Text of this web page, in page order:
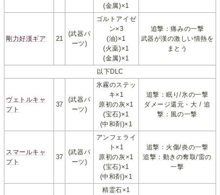
(金属)×1
剛力好漢ギア 21
(武器パ
ーツ)
ゴルトアイゼ
ン×3
(油)×1
(火薬)×1
(金属)×1
追撃：痛みの一撃
武器が漢の激しい情熱を
まとう
以下DLC
ヴェトルキャ
プト
37
(武器パ
ーツ)
氷霧のステッ
キ×1
原初の灰×1
(宝石)×1
(中和剤)×1
追撃：眠り/氷の一撃
ダメージ還元・大 / 追
撃：風の一撃
スマールキャ
プト
37
(武器パ
ーツ)
アンフェライ
ト×1
原初の灰×1
(宝石)×1
(中和剤)×1
追撃：火傷/炎の一撃
追撃：動きの奪取/雷の
一撃
精霊石×1